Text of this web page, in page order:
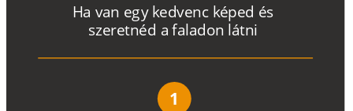
Ha van egy kedvenc képed és
szeretnéd a faladon látni
1